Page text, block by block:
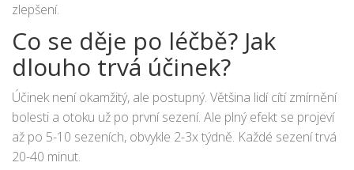
zlepšení.
Co se děje po léčbě? Jak
dlouho trvá účinek?
Účinek není okamžitý, ale postupný. Většina lidí cítí zmírnění
bolesti a otoku už po první sezení. Ale plný efekt se projeví
až po 5-10 sezeních, obvykle 2-3x týdně. Každé sezení trvá
20-40 minut.